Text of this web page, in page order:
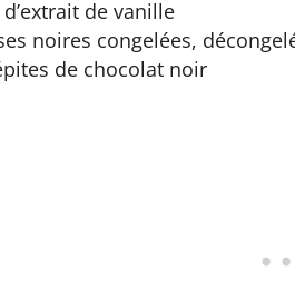
de vanille
noires congelées,
de chocolat noir